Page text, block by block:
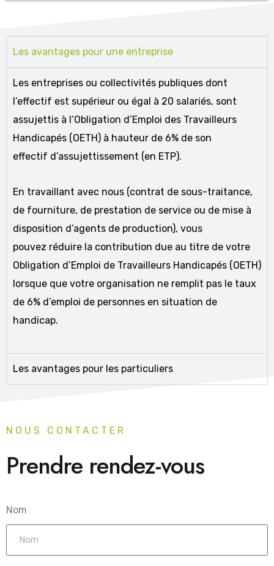
Les avantages pour une entreprise
Les entreprises ou collectivités publiques dont
l’effectif est supérieur ou égal à 20 salariés, sont
assujettis à l’Obligation d’Emploi des Travailleurs
Handicapés (OETH) à hauteur de 6% de son
effectif d’assujettissement (en ETP).
En travaillant avec nous (contrat de sous-traitance,
de fourniture, de prestation de service ou de mise à
disposition d’agents de production), vous
pouvez réduire la contribution due au titre de votre
Obligation d’Emploi de Travailleurs Handicapés (OETH)
lorsque que votre organisation ne remplit pas le taux
de 6% d’emploi de personnes en situation de
handicap.
Les avantages pour les particuliers
NOUS CONTACTER
Prendre rendez-vous
Nom